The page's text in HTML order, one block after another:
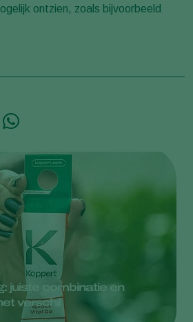
ontzien, zoals bijvoorbeeld
juiste combinatie en
verschil